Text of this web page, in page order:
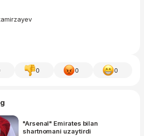
0 0 0
"Arsenal" Emirates bilan
shartnomani uzaytirdi